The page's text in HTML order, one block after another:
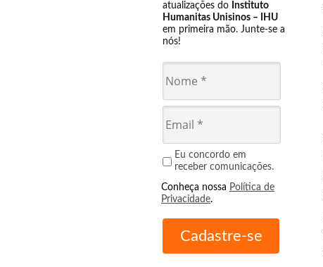
atualizações do Instituto
Humanitas Unisinos – IHU
em primeira mão. Junte-se a
nós!
Eu concordo em
receber comunicações.
Conheça nossa Política de
Privacidade.